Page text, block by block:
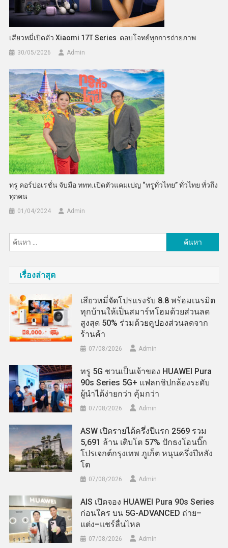
เสียวหมี่เปิดตัว Xiaomi 17T Series ตอบโจทย์ทุกการถ่ายภาพ
30/05/2026 Admin
ทรู คอร์ปอเรชั่น จับมือ ททท.เปิดตัวแคมเปญ “ทรูทั่วไทย” ทั่วไทย ทั่วถึง
ทุกคน
01/04/2024 Admin
สำหรับ:
เรื่องล่าสุด
เสียวหมี่จัดโปรแรงรับ 8.8 พร้อมเนรมิต
ทุกบ้านให้เป็นสมาร์ทโฮมด้วยส่วนลด
สูงสุด 50% ร่วมด้วยคูปองส่วนลดจาก
ร้านค้า
07/08/2026 Admin
ทรู 5G ชวนเป็นเจ้าของ HUAWEI Pura
90s Series 5G+ แฟลกชิปกล้องระดับ
ผู้นำได้ง่ายกว่า คุ้มกว่า
07/08/2026 Admin
ASW เปิดรายได้ครึ่งปีแรก 2569 รวม
5,691 ล้าน เติบโต 57% ปักธงโอนบิ๊ก
โปรเจกต์กรุงเทพ ภูเก็ต หนุนครึ่งปีหลัง
โต
07/08/2026 Admin
AIS เปิดจอง HUAWEI Pura 90s Series
ก่อนใคร บน 5G-ADVANCED ถ่าย–
แต่ง–แชร์ลื่นไหล
07/08/2026 Admin